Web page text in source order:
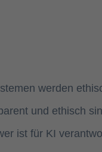
werden
und ethisch
ist für KI